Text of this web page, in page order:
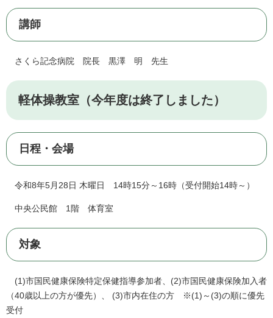
講師
さくら記念病院 院長 黒澤 明 先生
軽体操教室（今年度は終了しました）
日程・会場
令和8年5月28日 木曜日 14時15分～16時（受付開始14時～）
中央公民館 1階 体育室
対象
(1)市国民健康保険特定保健指導参加者、(2)市国民健康保険加入者
（40歳以上の方が優先）、 (3)市内在住の方 ※(1)～(3)の順に優先
受付